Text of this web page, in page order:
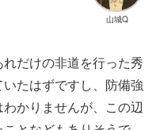
山城Q
だけの非道を行った秀
たはずですし、防備強
かりませんが、この辺